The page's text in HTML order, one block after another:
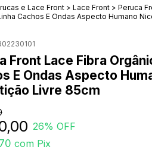
e Lace Front > Lace Front > Peruca
Cachos E Ondas Aspecto Humano
Front Lace Fibra
E Ondas Aspecto
Livre 85cm
26% OFF
com Pix